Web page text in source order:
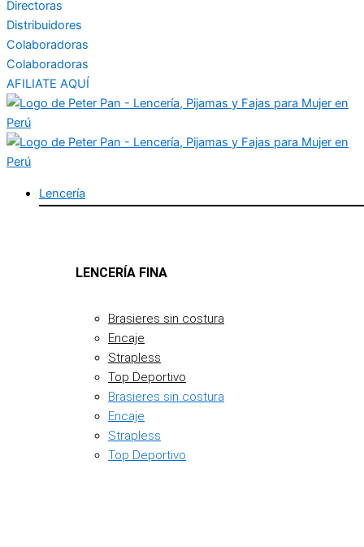
Directoras
Distribuidores
Colaboradoras
Colaboradoras
AFILIATE AQUÍ
Lencería
LENCERÍA FINA
Brasieres sin costura
Encaje
Strapless
Top Deportivo
Brasieres sin costura
Encaje
Strapless
Top Deportivo